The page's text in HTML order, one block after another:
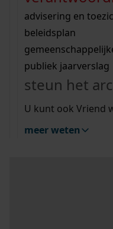
bouwvergunningen
vergunningen
beeld en geluid
uitleg nodig?
Wij helpen u op
bekijk alle
Wij helpen u op
bekijk alle zoektips
bekijk ons
advisering en
beleidsplan
publiek jaarverslag
steun het
U kunt ook Vriend
meer weten
Mijn Studiezaal